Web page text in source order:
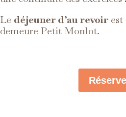
Le déjeuner d’au revoir
demeure Petit Monlot.